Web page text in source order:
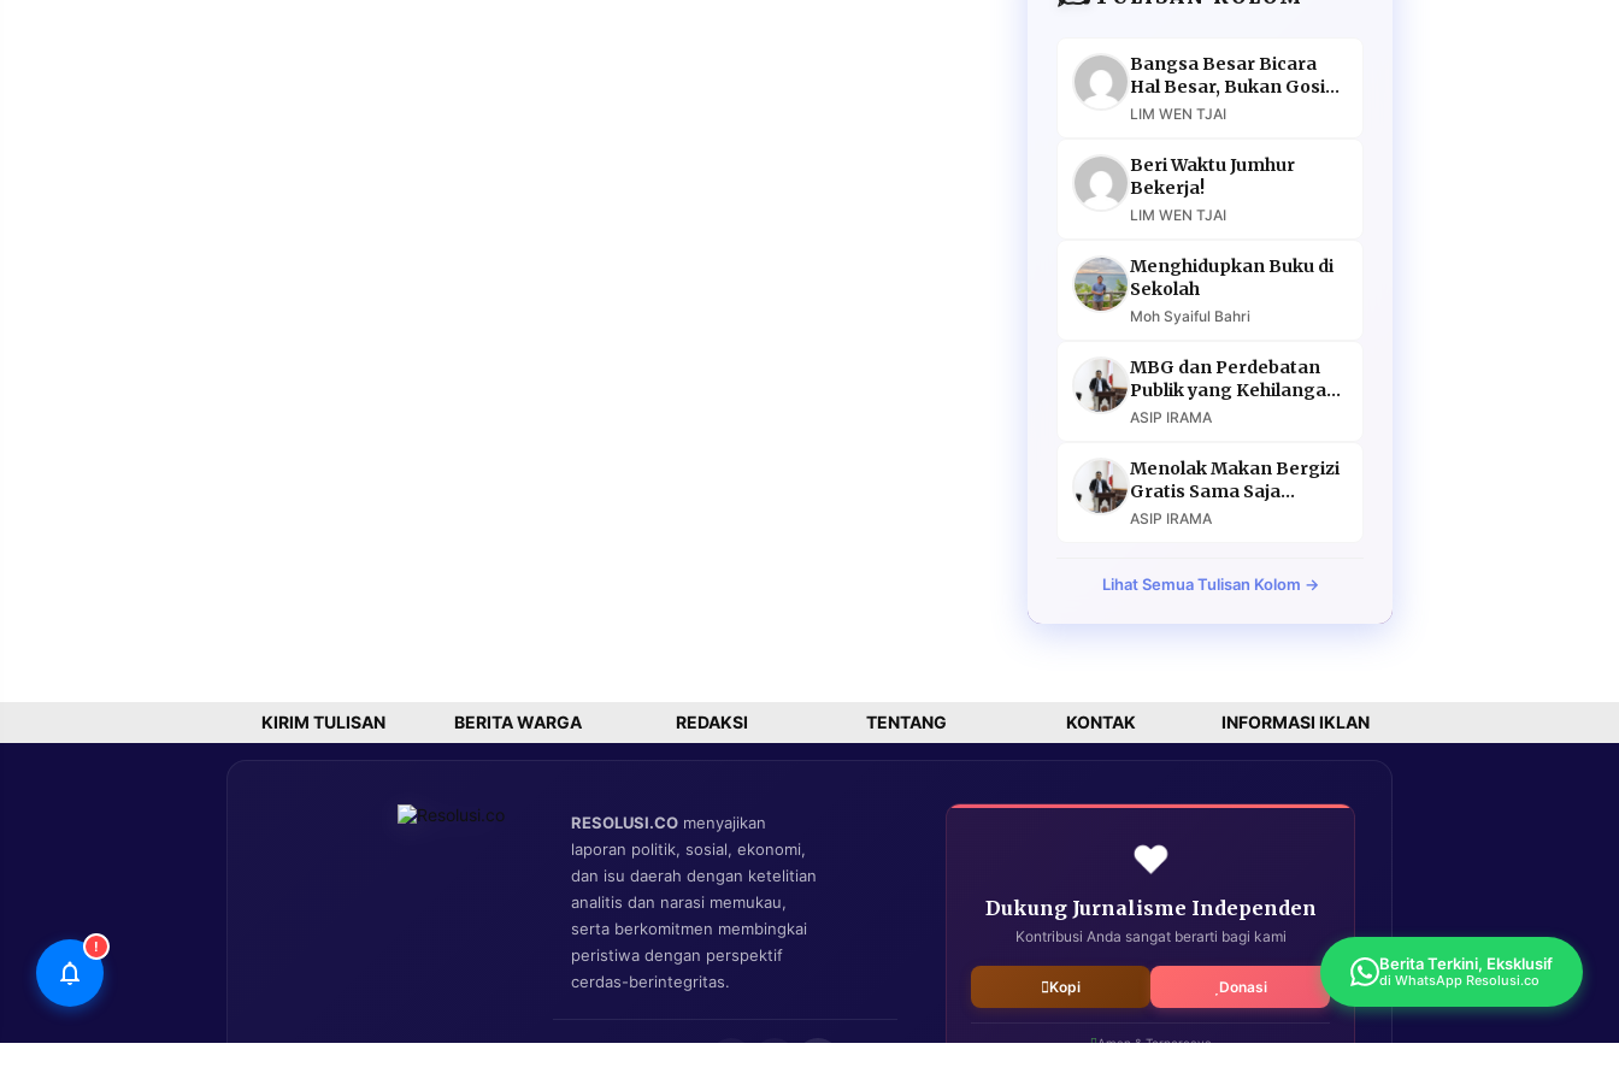
Bangsa Besar Bicara
Hal Besar, Bukan Gosip
Murahan
LIM WEN TJAI
Beri Waktu Jumhur
Bekerja!
LIM WEN TJAI
Menghidupkan Buku di
Sekolah
Moh Syaiful Bahri
MBG dan Perdebatan
Publik yang Kehilangan
Argumen
ASIP IRAMA
Menolak Makan Bergizi
Gratis Sama Saja
Menolak Masa Depan
ASIP IRAMA
Lihat Semua Tulisan Kolom →
KIRIM TULISAN BERITA WARGA REDAKSI TENTANG KONTAK INFORMASI IKLAN
RESOLUSI.CO menyajikan
laporan politik, sosial, ekonomi,
dan isu daerah dengan ketelitian
analitis dan narasi memukau,
serta berkomitmen membingkai
peristiwa dengan perspektif
cerdas-berintegritas.
❤️
Dukung Jurnalisme Independen
Kontribusi Anda sangat berarti bagi kami
Kopi Donasi
Aman & Terpercaya
!
Berita Terkini, Eksklusif
di WhatsApp Resolusi.co